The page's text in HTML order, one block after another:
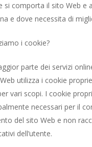
si comporta il sito Web e
e dove necessita di
i cookie?
parte dei servizi
utilizza i cookie
vari scopi. I cookie
necessari per il
del sito Web e non
dell’utente.